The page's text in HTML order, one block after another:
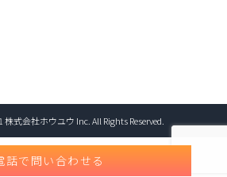
話で問い合わせる
式会社ホウユウ Inc. All Rights Reserved.